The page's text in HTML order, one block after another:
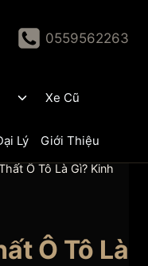
0559562263
ToggleXe Cũ
Lý Giới Thiệu
Ô Tô Là Gì? Kinh
Ô Tô Là